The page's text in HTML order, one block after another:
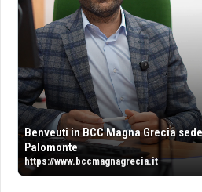
Benveuti in BCC Magna Grecia
Palomonte
https://www.bccmagnagrecia.it